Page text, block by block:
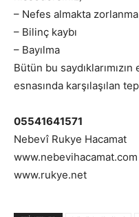
– Nefes almakta zorlanma
– Bilinç kaybı
– Bayılma
Bütün bu
esnasında karşılaşılan
05541641571
Nebevî Rukye Hacamat
www.nebevihacamat.com
www.rukye.net